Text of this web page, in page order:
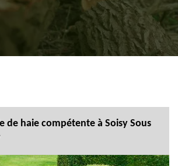
de haie compétente à Soisy Sous